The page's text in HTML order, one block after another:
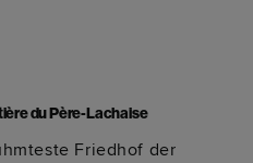
du Père-Lachaise
Friedhof der